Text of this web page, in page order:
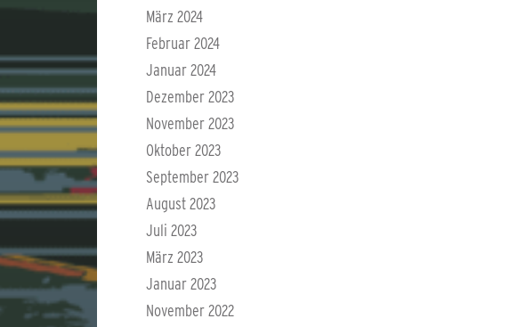
März 2024
Februar 2024
Januar 2024
Dezember 2023
November 2023
Oktober 2023
September 2023
August 2023
Juli 2023
März 2023
Januar 2023
November 2022